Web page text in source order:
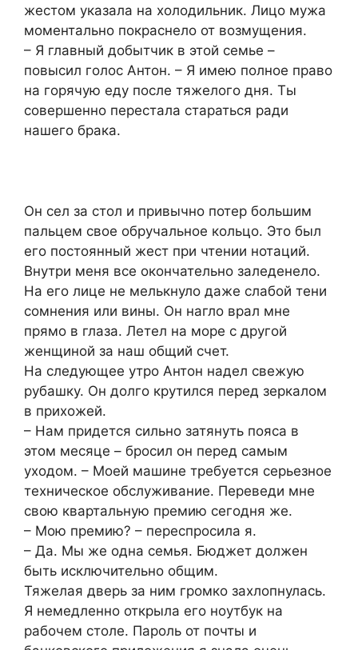
жестом указала на холодильник. Лицо мужа
моментально покраснело от возмущения.
– Я главный добытчик в этой семье –
повысил голос Антон. – Я имею полное право
на горячую еду после тяжелого дня. Ты
совершенно перестала стараться ради
нашего брака.
Он сел за стол и привычно потер большим
пальцем свое обручальное кольцо. Это был
его постоянный жест при чтении нотаций.
Внутри меня все окончательно заледенело.
На его лице не мелькнуло даже слабой тени
сомнения или вины. Он нагло врал мне
прямо в глаза. Летел на море с другой
женщиной за наш общий счет.
На следующее утро Антон надел свежую
рубашку. Он долго крутился перед зеркалом
в прихожей.
– Нам придется сильно затянуть пояса в
этом месяце – бросил он перед самым
уходом. – Моей машине требуется серьезное
техническое обслуживание. Переведи мне
свою квартальную премию сегодня же.
– Мою премию? – переспросила я.
– Да. Мы же одна семья. Бюджет должен
быть исключительно общим.
Тяжелая дверь за ним громко захлопнулась.
Я немедленно открыла его ноутбук на
рабочем столе. Пароль от почты и